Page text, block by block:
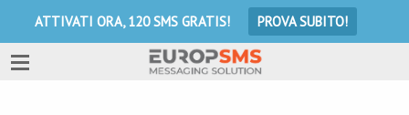
ATTIVATI ORA, 120 SMS GRATIS! PROVA SUBITO!